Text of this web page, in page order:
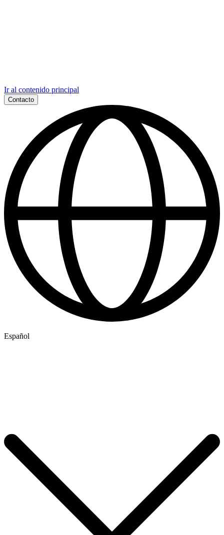
Ir al contenido principal
Contacto
Español